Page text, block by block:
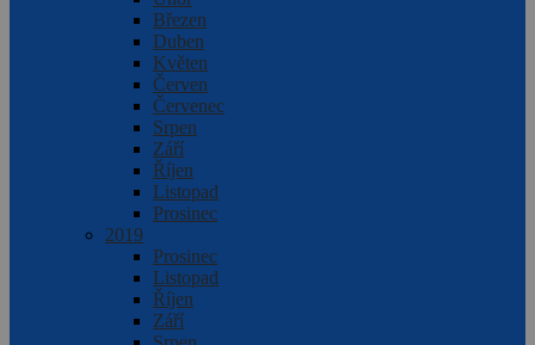
Březen
Duben
Květen
Červen
Červenec
Srpen
Září
Říjen
Listopad
Prosinec
2019
Prosinec
Listopad
Říjen
Září